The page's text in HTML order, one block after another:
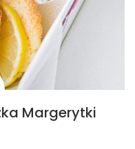
Margerytki